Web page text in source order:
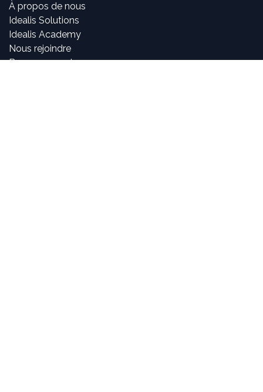
À propos de nous
Idealis Solutions
Idealis Academy
Nous rejoindre
Become a partner